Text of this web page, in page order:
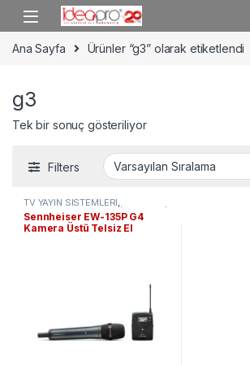
Skip to navigation
Skip to content
Ana Sayfa Ürünler “g3” olarak etiketlendi
g3
Tek bir sonuç gösteriliyor
Filters
TV YAYIN SİSTEMLERİ
PROFESYONEL SES SİSTEMLERİ
Telsiz Mikrofonlar
Sennheiser EW-135P G4
Kamera Üstü Telsiz El